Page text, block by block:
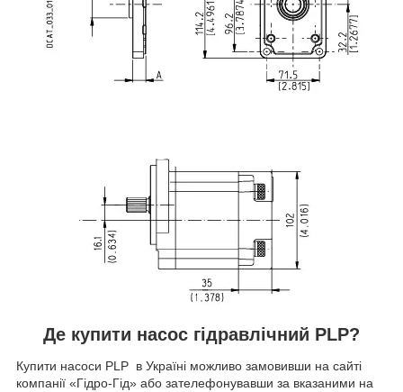
Де купити насос гідравлічний PLP?
Купити насоси PLP в Україні можливо замовивши на сайті
компанії «Гідро-Гід» або зателефонувавши за вказаними на